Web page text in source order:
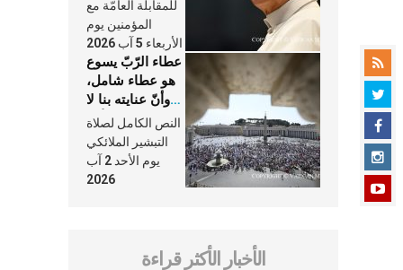
الكنيسة
للمقابلة العامّة مع
المؤمنين يوم
الأربعاء 5 آب 2026
عطاء الرّبّ يسوع
هو عطاء شامل،
وأنّ عنايته بنا لا
تغيب عنّا أبدًا
النص الكامل لصلاة
التبشير الملائكي
يوم الأحد 2 آب
2026
الأخبار الأكثر قراءة